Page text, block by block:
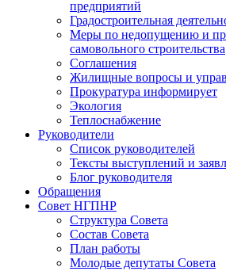
предприятий
Градостроительная
Меры по недопущению и
самовольного строительства
Соглашения
Жилищные вопросы и
Прокуратура информирует
Экология
Теплоснабжение
Руководители
Список руководителей
Тексты выступлений и
Блог руководителя
Обращения
Совет НГПНР
Структура Совета
Состав Совета
План работы
Молодые депутаты Совета